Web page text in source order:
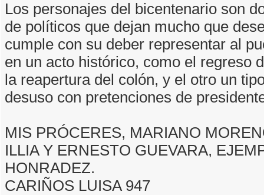
Los personajes del bicentenario son
de políticos que dejan mucho que
cumple con su deber representar al
en un acto histórico, como el regreso
la reapertura del colón, y el otro un
desuso con pretenciones de
MIS PRÓCERES, MARIANO
ILLIA Y ERNESTO GUEVARA,
HONRADEZ.
CARIÑOS LUISA 947